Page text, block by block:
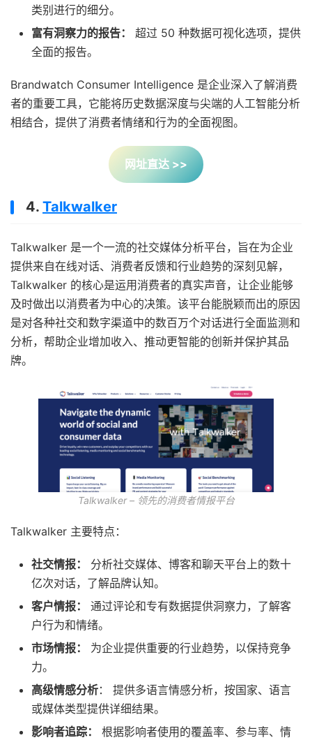
类别进行的细分。
富有洞察力的报告：
超过 50 种数据可视化选项，提供
全面的报告。
Brandwatch Consumer Intelligence 是企业深入了解消费
者的重要工具，它能将历史数据深度与尖端的人工智能分析
相结合，提供了消费者情绪和行为的全面视图。
网址直达 >>
4. Talkwalker
Talkwalker 是一个一流的社交媒体分析平台，旨在为企业
提供来自在线对话、消费者反馈和行业趋势的深刻见解，
Talkwalker 的核心是运用消费者的真实声音，让企业能够
及时做出以消费者为中心的决策。该平台能脱颖而出的原因
是对各种社交和数字渠道中的数百万个对话进行全面监测和
分析，帮助企业增加收入、推动更智能的创新并保护其品
牌。
Talkwalker – 领先的消费者情报平台
Talkwalker 主要特点：
社交情报：
分析社交媒体、博客和聊天平台上的数十
亿次对话，了解品牌认知。
客户情报：
通过评论和专有数据提供洞察力，了解客
户行为和情绪。
市场情报：
为企业提供重要的行业趋势，以保持竞争
力。
高级情感分析： 提供多语言情感分析，按国家、语言
或媒体类型提供详细结果。
影响者追踪：
根据影响者使用的覆盖率、参与率、情